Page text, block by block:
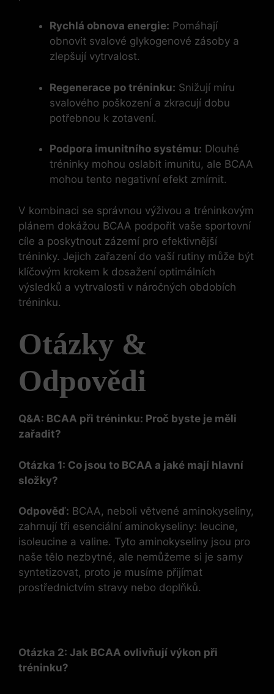
Rychlá obnova energie: Pomáhají
obnovit svalové glykogenové zásoby a
zlepšují vytrvalost.
Regenerace po tréninku: Snižují míru
svalového poškození a zkracují dobu
potřebnou k zotavení.
Podpora imunitního systému: Dlouhé
tréninky mohou oslabit imunitu, ale BCAA
mohou tento negativní efekt zmírnit.
V kombinaci se správnou výživou a tréninkovým
plánem dokážou BCAA podpořit vaše sportovní
cíle a poskytnout zázemí pro efektivnější
tréninky. Jejich zařazení do vaší rutiny může být
klíčovým krokem k dosažení optimálních
výsledků a vytrvalosti v náročných obdobích
tréninku.
Otázky &
Odpovědi
Q&A: BCAA při tréninku: Proč byste je měli
zařadit?
Otázka 1: Co jsou to BCAA a jaké mají hlavní
složky?
Odpověď: BCAA, neboli větvené aminokyseliny,
zahrnují tři esenciální aminokyseliny: leucine,
isoleucine a valine. Tyto aminokyseliny jsou pro
naše tělo nezbytné, ale nemůžeme si je samy
syntetizovat, proto je musíme přijímat
prostřednictvím stravy nebo doplňků.
Otázka 2: Jak BCAA ovlivňují výkon při
tréninku?